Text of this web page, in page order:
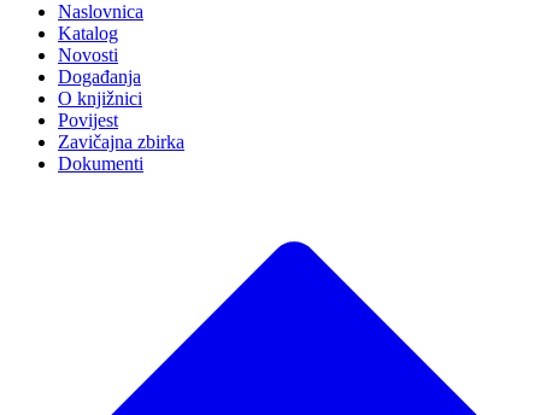
Naslovnica
Katalog
Novosti
Događanja
O knjižnici
Povijest
Zavičajna zbirka
Dokumenti